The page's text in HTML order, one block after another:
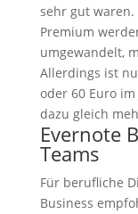
sehr gut waren.
Premium
umgewandelt,
Allerdings ist
oder 60 Euro
dazu gleich
Evernote
Teams
Für berufliche
Business